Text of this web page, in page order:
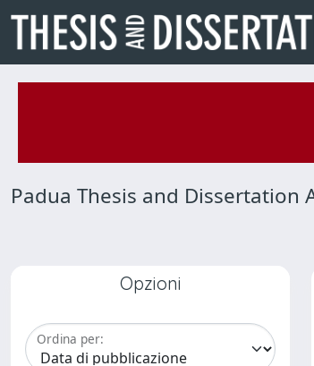
Padua Thesis and Dissertation
Opzioni
Ordina per: